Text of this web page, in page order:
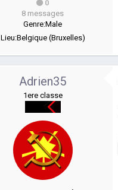
0
8 messages
Genre:Male
Lieu:Belgique (Bruxelles)
Adrien35
1ere classe